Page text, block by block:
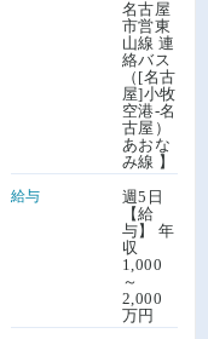
名古屋
市営東
山線 連
絡バス
（[名古
屋]小牧
空港-名
古屋）
あおな
み線 】
給与
週5日
【給
与】 年
収
1,000
～
2,000
万円